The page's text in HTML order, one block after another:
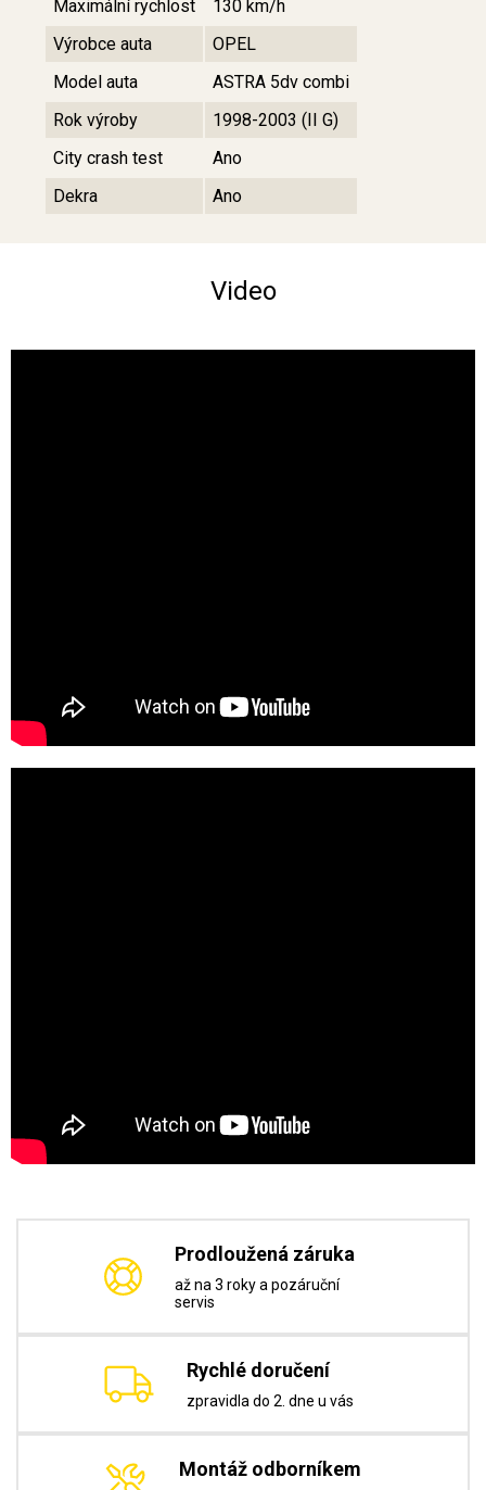
Maximální rychlost
130 km/h
Výrobce auta
OPEL
Model auta
ASTRA 5dv combi
Rok výroby
1998-2003 (II G)
City crash test
Ano
Dekra
Ano
Video
Prodloužená záruka
až na 3 roky a pozáruční
servis
Rychlé doručení
zpravidla do 2. dne u vás
Montáž odborníkem